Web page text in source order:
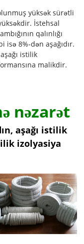
yüksək sürətli
İstehsal
qalınlığı
8%-dən aşağıdır.
istilik
malikdir.
nəzarət
aşağı istilik
izolyasiya